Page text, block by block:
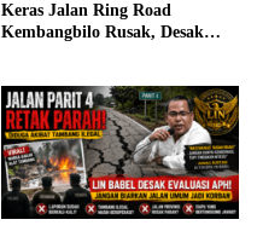
Keras Jalan Ring Road
Kembangbilo Rusak, Desak